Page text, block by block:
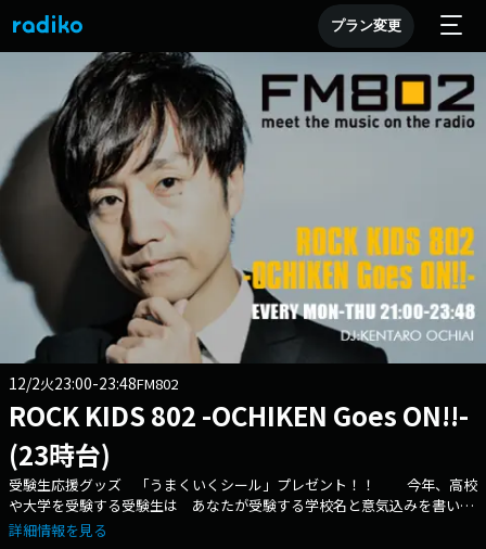
プラン変更
12/2火23:00-23:48FM802
ROCK KIDS 802 -OCHIKEN Goes ON!!-
(23時台)
受験生応援グッズ 「うまくいくシール」プレゼント！！ 今年、高校
や大学を受験する受験生は あなたが受験する学校名と意気込みを書いて
ご応募ください 友達の分も合わせて５枚まで応募可能 ※'プレゼン
詳細情報を見る